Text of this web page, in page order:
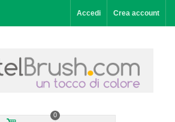
Accedi Crea account
0